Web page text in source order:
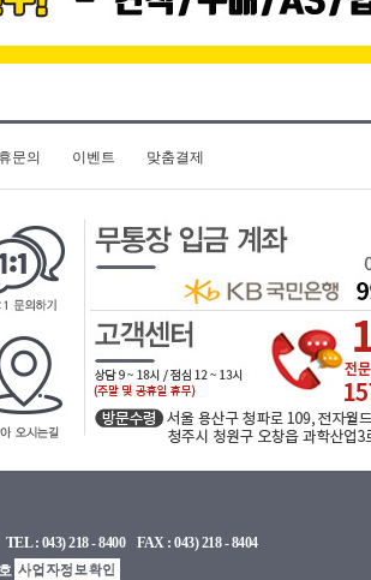
문의 이벤트 맞춤결제
: 043) 218 - 8400 FAX : 043) 218 - 8404